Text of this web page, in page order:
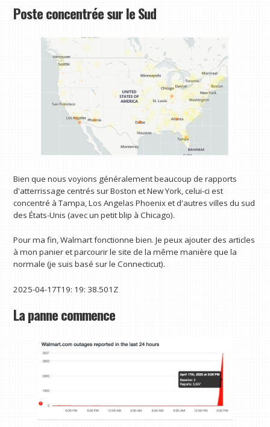
Poste concentrée sur le Sud
Bien que nous voyions généralement beaucoup de rapports
d'atterrissage centrés sur Boston et New York, celui-ci est
concentré à Tampa, Los Angelas Phoenix et d'autres villes du sud
des États-Unis (avec un petit blip à Chicago).
Pour ma fin, Walmart fonctionne bien. Je peux ajouter des articles
à mon panier et parcourir le site de la même manière que la
normale (je suis basé sur le Connecticut).
2025-04-17T19: 19: 38.501Z
La panne commence